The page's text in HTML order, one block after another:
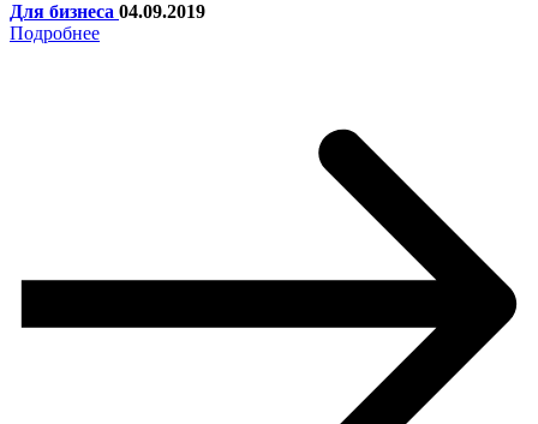
Для бизнеса 04.09.2019
Подробнее